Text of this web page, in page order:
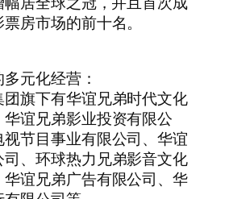
房市场的前十名。
元化经营：
旗下有华谊兄弟时代文化
谊兄弟影业投资有限公
节目事业有限公司、华谊
司、环球热力兄弟影音文化
谊兄弟广告有限公司、华